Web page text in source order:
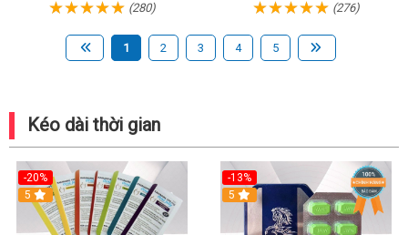
(280) (276)
1 2 3 4 5
Kéo dài thời gian
-20%
5
-13%
Hot
5